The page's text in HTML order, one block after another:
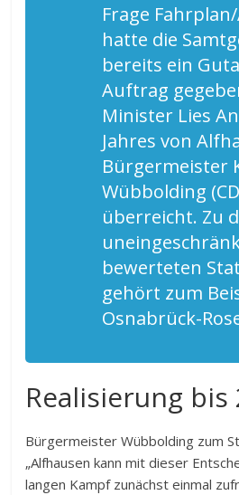
Frage
hatte die
bereits ein
Auftrag
Minister Lies
Jahres von
Bürgermeister
Wübbolding
überreicht. Zu
bewerteten
gehört zum
Osnabrück-
Realisierung bis
Bürgermeister Wübbolding zum
„Alfhausen kann mit dieser
langen Kampf zunächst einmal